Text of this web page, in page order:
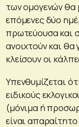
των ομογενών θα
επόμενες δύο
πρωτεύουσα και
ανοιχτούν και θα
κλείσουν οι
Υπενθυμίζεται
ειδικούς
(μόνιμα ή
είναι